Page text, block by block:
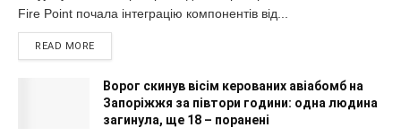
Fire Point почала інтеграцію компонентів від...
READ MORE
Ворог скинув вісім керованих авіабомб на
Запоріжжя за півтори години: одна людина
загинула, ще 18 – поранені